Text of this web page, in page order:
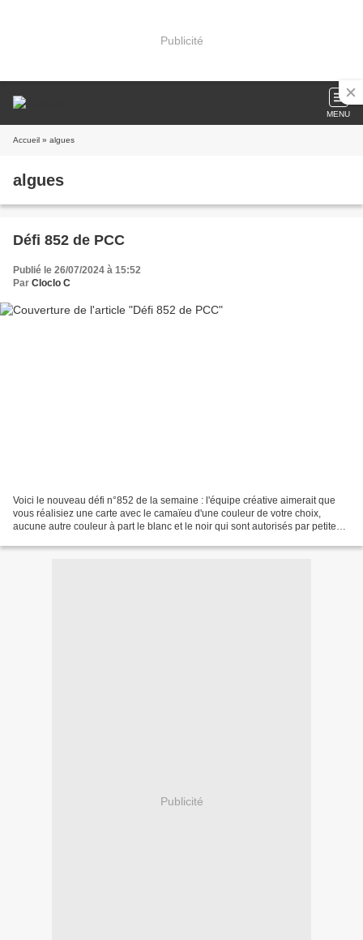
Publicité
MENU
Accueil » algues
algues
Défi 852 de PCC
Publié le 26/07/2024 à 15:52
Par Cloclo C
Voici le nouveau défi n°852 de la semaine : l'équipe créative aimerait que
vous réalisiez une carte avec le camaïeu d'une couleur de votre choix,
aucune autre couleur à part le blanc et le noir qui sont autorisés par petites
Publicité